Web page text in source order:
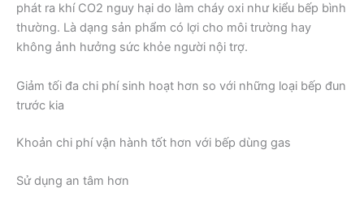
phát ra khí CO2 nguy hại do làm cháy oxi như kiểu bếp bình
thường. Là dạng sản phẩm có lợi cho môi trường hay
không ảnh hưởng sức khỏe người nội trợ.
Giảm tối đa chi phí sinh hoạt hơn so với những loại bếp đun
trước kia
Khoản chi phí vận hành tốt hơn với bếp dùng gas
Sử dụng an tâm hơn